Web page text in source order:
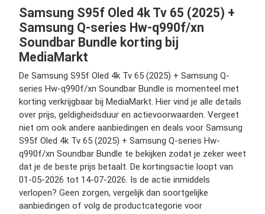
Samsung S95f Oled 4k Tv 65 (2025) +
Samsung Q-series Hw-q990f/xn
Soundbar Bundle korting bij
MediaMarkt
De Samsung S95f Oled 4k Tv 65 (2025) + Samsung Q-
series Hw-q990f/xn Soundbar Bundle is momenteel met
korting verkrijgbaar bij MediaMarkt. Hier vind je alle details
over prijs, geldigheidsduur en actievoorwaarden. Vergeet
niet om ook andere aanbiedingen en deals voor Samsung
S95f Oled 4k Tv 65 (2025) + Samsung Q-series Hw-
q990f/xn Soundbar Bundle te bekijken zodat je zeker weet
dat je de beste prijs betaalt. De kortingsactie loopt van
01-05-2026 tot 14-07-2026. Is de actie inmiddels
verlopen? Geen zorgen, vergelijk dan soortgelijke
aanbiedingen of volg de productcategorie voor